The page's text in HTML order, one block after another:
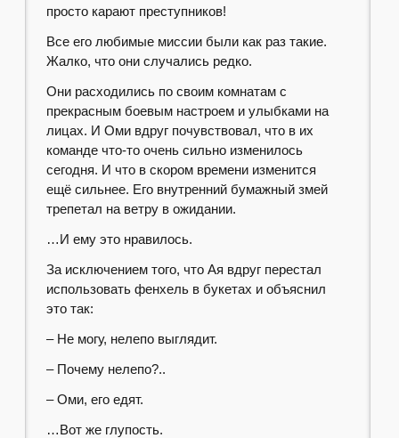
просто карают преступников!
Все его любимые миссии были как раз такие.
Жалко, что они случались редко.
Они расходились по своим комнатам с
прекрасным боевым настроем и улыбками на
лицах. И Оми вдруг почувствовал, что в их
команде что-то очень сильно изменилось
сегодня. И что в скором времени изменится
ещё сильнее. Его внутренний бумажный змей
трепетал на ветру в ожидании.
…И ему это нравилось.
За исключением того, что Ая вдруг перестал
использовать фенхель в букетах и объяснил
это так:
– Не могу, нелепо выглядит.
– Почему нелепо?..
– Оми, его едят.
…Вот же глупость.